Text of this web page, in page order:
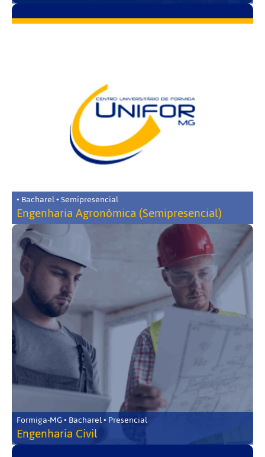
• Bacharel • Semipresencial
Engenharia Agronômica (Semipresencial)
Formiga-MG • Bacharel • Presencial
Engenharia Civil